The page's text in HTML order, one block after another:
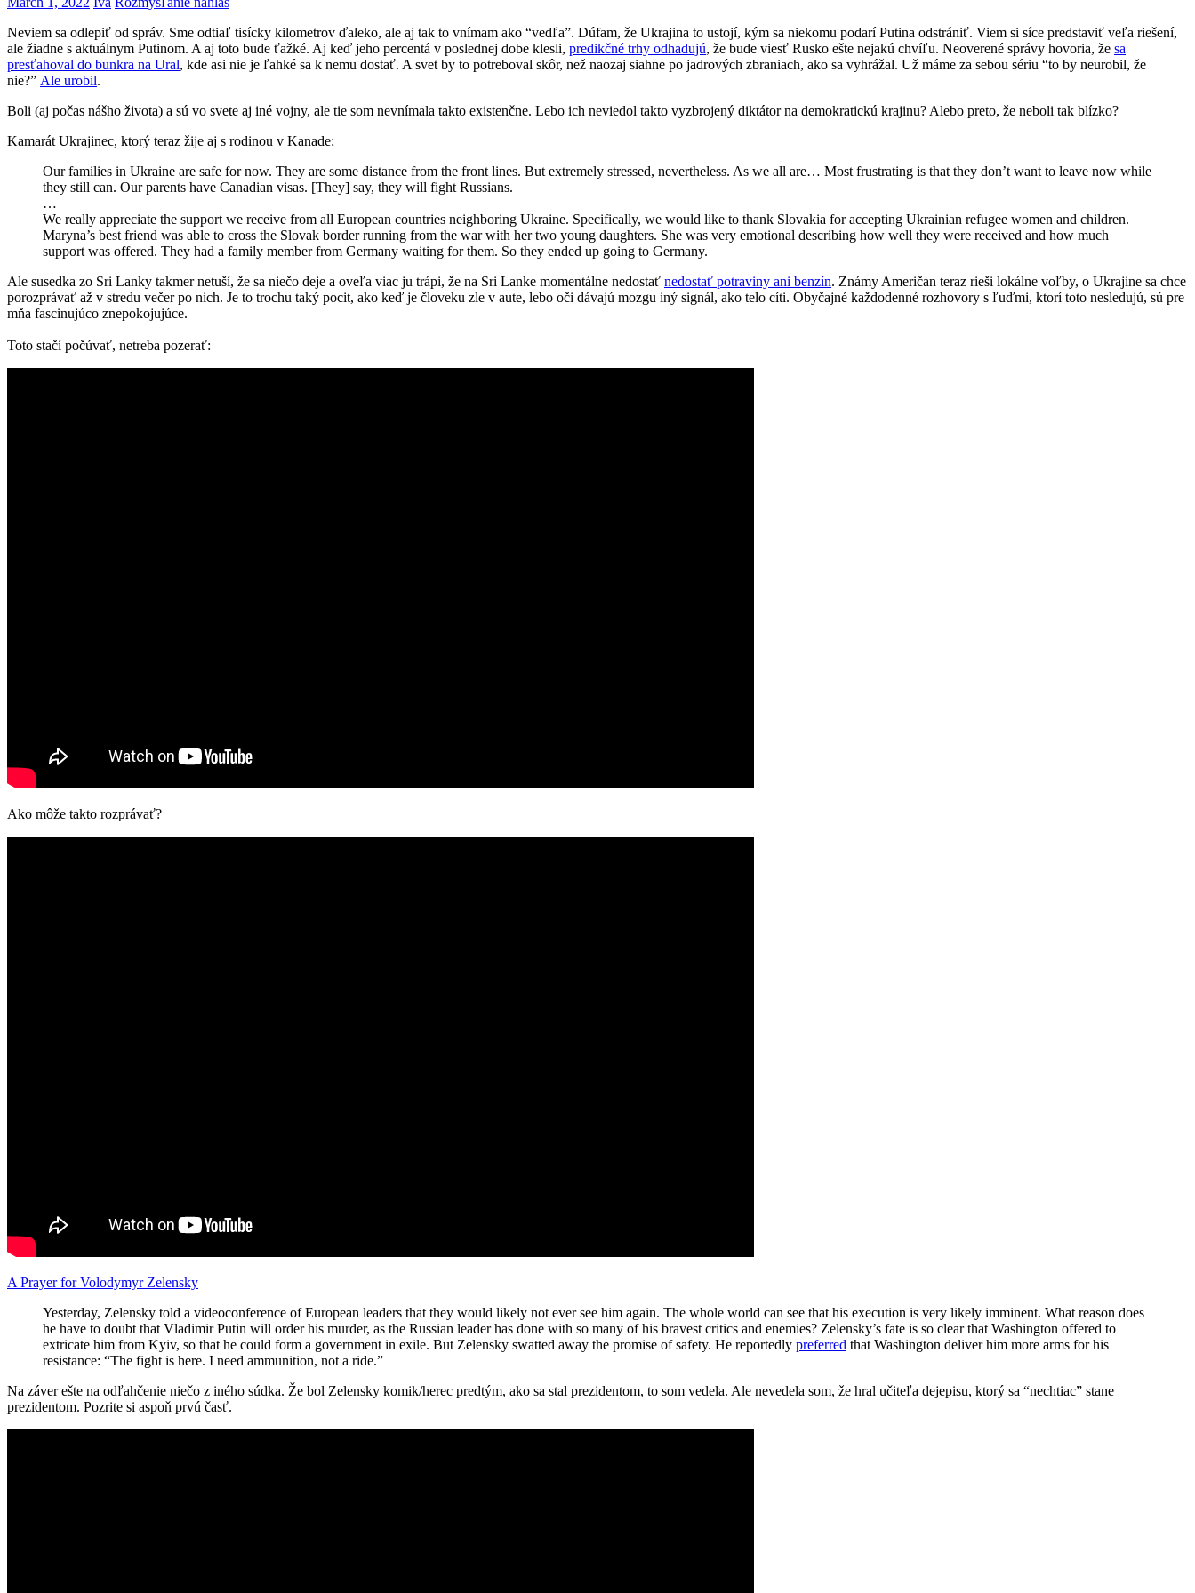
Neviem sa odlepiť od správ. Sme odtiaľ tisícky kilometrov ďaleko, ale aj tak to vnímam ako “vedľa”. Dúfam, že Ukrajina to ustojí, kým sa niekomu podarí Putina odstrániť. Viem si síce predstaviť veľa riešení,
ale žiadne s aktuálnym Putinom. A aj toto bude ťažké. Aj keď jeho percentá v poslednej dobe klesli, predikčné trhy odhadujú, že bude viesť Rusko ešte nejakú chvíľu. Neoverené správy hovoria, že sa
presťahoval do bunkra na Ural, kde asi nie je ľahké sa k nemu dostať. A svet by to potreboval skôr, než naozaj siahne po jadrových zbraniach, ako sa vyhrážal. Už máme za sebou sériu “to by neurobil, že
nie?” Ale urobil.
Boli (aj počas nášho života) a sú vo svete aj iné vojny, ale tie som nevnímala takto existenčne. Lebo ich neviedol takto vyzbrojený diktátor na demokratickú krajinu? Alebo preto, že neboli tak blízko?
Kamarát Ukrajinec, ktorý teraz žije aj s rodinou v Kanade:
Our families in Ukraine are safe for now. They are some distance from the front lines. But extremely stressed, nevertheless. As we all are… Most frustrating is that they don’t want to leave now while
they still can. Our parents have Canadian visas. [They] say, they will fight Russians.
…
We really appreciate the support we receive from all European countries neighboring Ukraine. Specifically, we would like to thank Slovakia for accepting Ukrainian refugee women and children.
Maryna’s best friend was able to cross the Slovak border running from the war with her two young daughters. She was very emotional describing how well they were received and how much
support was offered. They had a family member from Germany waiting for them. So they ended up going to Germany.
Ale susedka zo Sri Lanky takmer netuší, že sa niečo deje a oveľa viac ju trápi, že na Sri Lanke momentálne nedostať nedostať potraviny ani benzín. Známy Američan teraz rieši lokálne voľby, o Ukrajine sa chce
porozprávať až v stredu večer po nich. Je to trochu taký pocit, ako keď je človeku zle v aute, lebo oči dávajú mozgu iný signál, ako telo cíti. Obyčajné každodenné rozhovory s ľuďmi, ktorí toto nesledujú, sú pre
mňa fascinujúco znepokojujúce.
Toto stačí počúvať, netreba pozerať:
Ako môže takto rozprávať?
A Prayer for Volodymyr Zelensky
Yesterday, Zelensky told a videoconference of European leaders that they would likely not ever see him again. The whole world can see that his execution is very likely imminent. What reason does
he have to doubt that Vladimir Putin will order his murder, as the Russian leader has done with so many of his bravest critics and enemies? Zelensky’s fate is so clear that Washington offered to
extricate him from Kyiv, so that he could form a government in exile. But Zelensky swatted away the promise of safety. He reportedly preferred that Washington deliver him more arms for his
resistance: “The fight is here. I need ammunition, not a ride.”
Na záver ešte na odľahčenie niečo z iného súdka. Že bol Zelensky komik/herec predtým, ako sa stal prezidentom, to som vedela. Ale nevedela som, že hral učiteľa dejepisu, ktorý sa “nechtiac” stane
prezidentom. Pozrite si aspoň prvú časť.